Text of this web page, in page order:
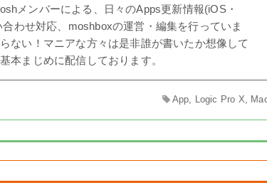
メンバーによる、日々のApps更新情報(iOS・
わせ対応、moshboxの運営・編集を行っていま
ない！マニアな方々は是非誰が書いたか想像して
本まじめに配信しております。
App Logic Pro X